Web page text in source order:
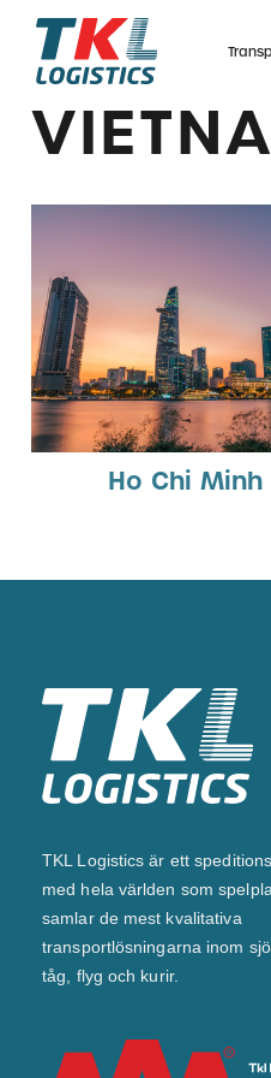
content
Ho Chi
TKL Logistics är ett
med hela världen som
samlar de mest kvalitativa
transportlösningarna inom
tåg, flyg och kurir.